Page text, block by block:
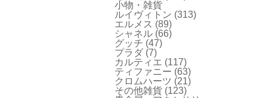
小物・雑貨
ルイヴィトン (313)
エルメス (89)
シャネル (66)
グッチ (47)
プラダ (7)
カルティエ (117)
ティファニー (63)
クロムハーツ (21)
その他雑貨 (123)